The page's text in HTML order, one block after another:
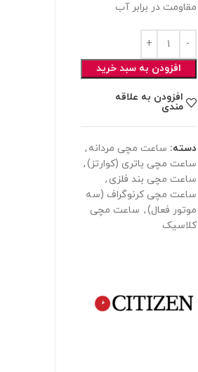
مقاومت در برابر آب
افزودن به سبد خرید
افزودن به علاقه
مندی
دسته: ساعت مچی مردانه ,
ساعت مچی باتری (کوارتز),
ساعت مچی بند فلزی ,
ساعت مچی کرنوگراف (سه
موتور فعال), ساعت مچی
کلاسیک